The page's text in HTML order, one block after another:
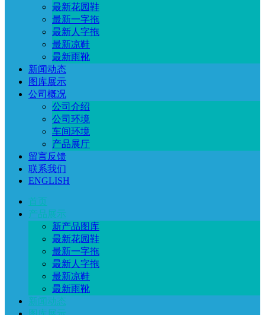
最新花园鞋
最新一字拖
最新人字拖
最新凉鞋
最新雨靴
新闻动态
图库展示
公司概况
公司介绍
公司环境
车间环境
产品展厅
留言反馈
联系我们
ENGLISH
首页
产品展示
新产品图库
最新花园鞋
最新一字拖
最新人字拖
最新凉鞋
最新雨靴
新闻动态